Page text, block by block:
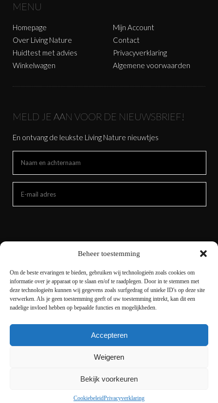
Beheer toestemming
Om de beste ervaringen te bieden, gebruiken wij technologieën zoals cookies om
informatie over je apparaat op te slaan en/of te raadplegen. Door in te stemmen met
deze technologieën kunnen wij gegevens zoals surfgedrag of unieke ID's op deze site
verwerken. Als je geen toestemming geeft of uw toestemming intrekt, kan dit een
nadelige invloed hebben op bepaalde functies en mogelijkheden.
Accepteren
Weigeren
Bekijk voorkeuren
CookiebeleidPrivacyverklaring
MENU
Homepage
Over Living Nature
Huidtest met advies
Winkelwagen
Mijn Account
Contact
Privacyverklaring
Algemene voorwaarden
MELD JE AAN VOOR DE NIEUWSBRIEF!
En ontvang de leukste Living Nature nieuwtjes
Copyright © 2021 livingnature.nl | Alle rechten